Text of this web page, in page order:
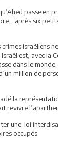
passe en
après six
crimes israéliens
Israël est, avec la
dans le monde.
million de
la
revivre
une loi
occupés.